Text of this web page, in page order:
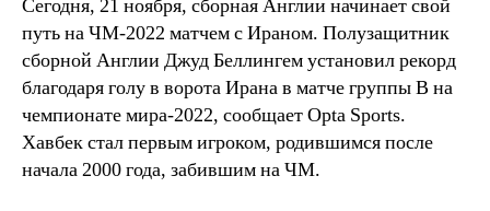
Сегодня, 21 ноября, сборная Англии начинает свой
путь на ЧМ-2022 матчем с Ираном. Полузащитник
сборной Англии Джуд Беллингем установил рекорд
благодаря голу в ворота Ирана в матче группы B на
чемпионате мира-2022, сообщает Opta Sports.
Хавбек стал первым игроком, родившимся после
начала 2000 года, забившим на ЧМ.